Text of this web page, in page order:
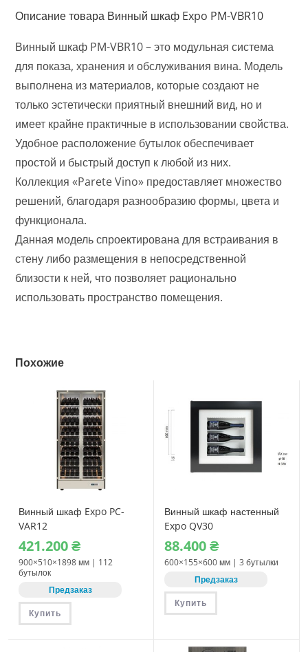
Описание товара Винный шкаф Expo PM-VBR10
Винный шкаф PM-VBR10 – это модульная система
для показа, хранения и обслуживания вина. Модель
выполнена из материалов, которые создают не
только эстетически приятный внешний вид, но и
имеет крайне практичные в использовании свойства.
Удобное расположение бутылок обеспечивает
простой и быстрый доступ к любой из них.
Коллекция «Parete Vino» предоставляет множество
решений, благодаря разнообразию формы, цвета и
функционала.
Данная модель спроектирована для встраивания в
стену либо размещения в непосредственной
близости к ней, что позволяет рационально
использовать пространство помещения.
Похожие
Винный шкаф Expo PC-
VAR12
421.200₴
900×510×1898 мм | 112
бутылок
Предзаказ
Купить
Винный шкаф настенный
Expo QV30
88.400₴
600×155×600 мм | 3 бутылки
Предзаказ
Купить